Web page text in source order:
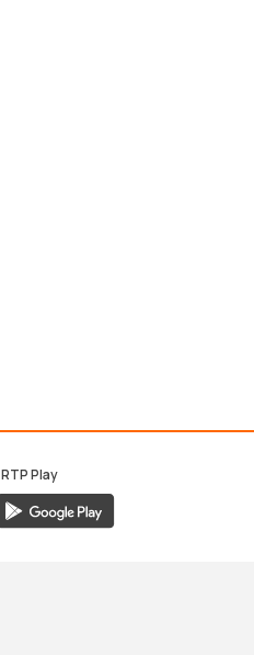
RTP Play